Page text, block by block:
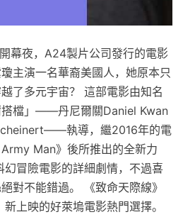
幕夜，A24製片公司發行的電影
主演一名華裔美國人，她原本只
了多元宇宙？ 這部電影由知名
搭檔」——丹尼爾關Daniel Kwan
執導，繼2016年的電
Man》後所推出的全新力
冒險電影的詳細劇情，不過喜
對不能錯過。 《致命天際線》
上映的好萊塢電影熱門選擇。